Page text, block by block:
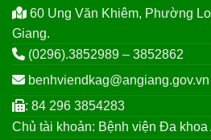
60 Ung Văn Khiêm, Phường
Giang.
(0296).3852989 – 3852862
benhviendkag@angiang.gov.vn
: 84 296 3854283
Chủ tài khoản: Bệnh viện Đa khoa